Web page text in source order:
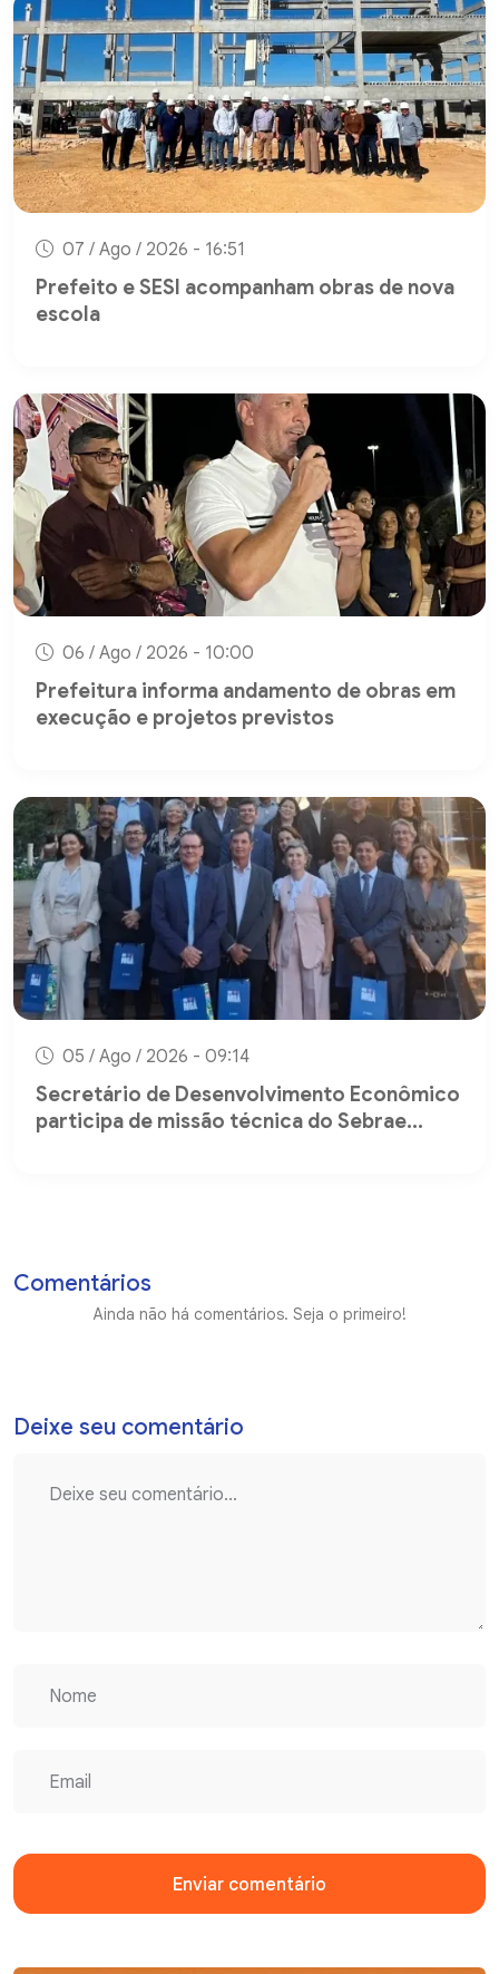
07 / Ago / 2026 - 16:51
Prefeito e SESI acompanham obras de nova
escola
06 / Ago / 2026 - 10:00
Prefeitura informa andamento de obras em
execução e projetos previstos
05 / Ago / 2026 - 09:14
Secretário de Desenvolvimento Econômico
participa de missão técnica do Sebrae...
Comentários
Ainda não há comentários. Seja o primeiro!
Deixe seu comentário
Enviar comentário